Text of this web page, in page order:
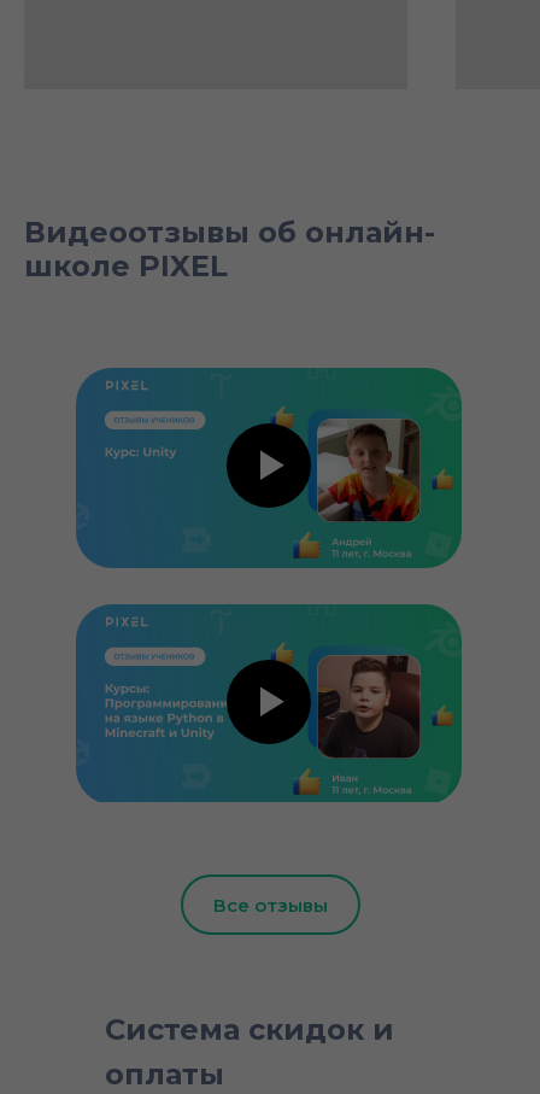
Видеоотзывы об онлайн-
школе PIXEL
Все отзывы
Система скидок и
оплаты